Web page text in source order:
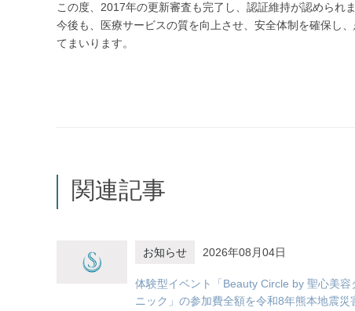
この度、2017年の更新審査も完了し、認証維持が認められ
今後も、医療サービスの質を向上させ、安全体制を確保し
てまいります。
関連記事
お知らせ 2026年08月04日
体験型イベント「Beauty Circle by 聖心美容
ニック」の参加費全額を令和8年熊本地震災